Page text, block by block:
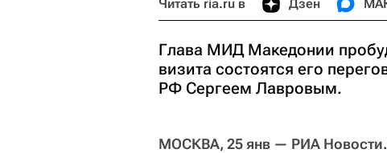
Читать ria.ru в Дзен
Глава МИД Македонии
визита состоятся его
РФ Сергеем Лавровым.
МОСКВА, 25 янв — РИА Новости.